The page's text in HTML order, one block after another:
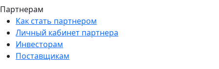
Партнерам
Как стать партнером
Личный кабинет партнера
Инвесторам
Поставщикам